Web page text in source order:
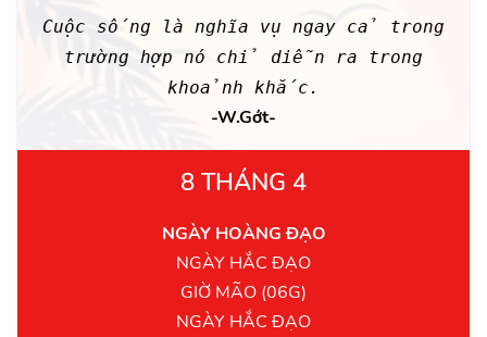
Cuộc sống là nghĩa vụ ngay cả trong
trường hợp nó chỉ diễn ra trong
khoảnh khắc.
-W.Gớt-
8 THÁNG 4
NGÀY HOÀNG ĐẠO
NGÀY HẮC ĐẠO
GIỜ MÃO (06G)
NGÀY HẮC ĐẠO